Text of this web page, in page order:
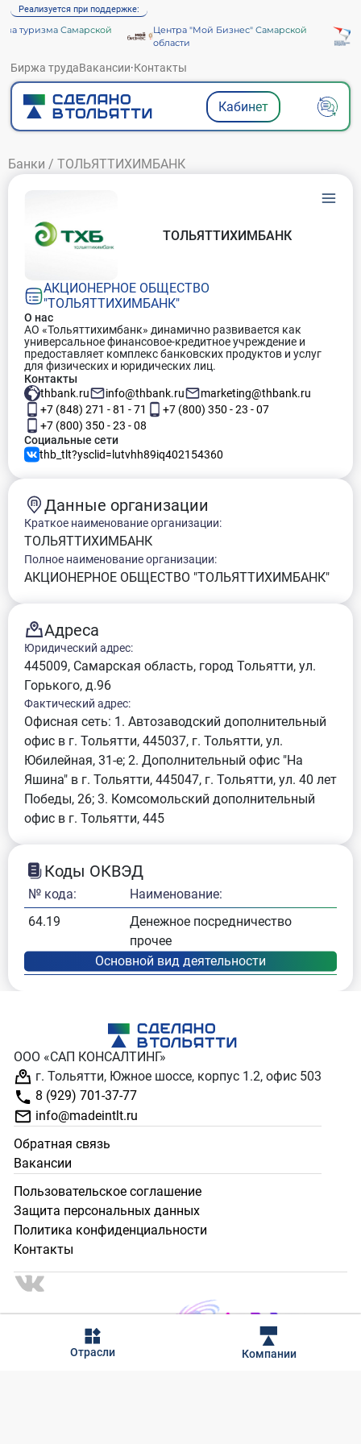
Реализуется при поддержке:
туризма Самарской
Центра "Мой Бизнес" Самарской
области
Биржа трудаВакансии·Контакты
Кабинет
Банки / ТОЛЬЯТТИХИМБАНК
АКЦИОНЕРНОЕ ОБЩЕСТВО
"ТОЛЬЯТТИХИМБАНК"
ТОЛЬЯТТИХИМБАНК
О нас
АО «Тольяттихимбанк» динамично развивается как
универсальное финансовое-кредитное учреждение и
предоставляет комплекс банковских продуктов и услуг
для физических и юридических лиц.
Контакты
thbank.ru
info@thbank.ru
marketing@thbank.ru
+7 (848) 271 - 81 - 71
+7 (800) 350 - 23 - 07
+7 (800) 350 - 23 - 08
Социальные сети
thb_tlt?ysclid=lutvhh89iq402154360
Данные организации
Краткое наименование организации:
ТОЛЬЯТТИХИМБАНК
Полное наименование организации:
АКЦИОНЕРНОЕ ОБЩЕСТВО "ТОЛЬЯТТИХИМБАНК"
Адреса
Юридический адрес:
445009, Самарская область, город Тольятти, ул.
Горького, д.96
Фактический адрес:
Офисная сеть: 1. Автозаводский дополнительный
офис в г. Тольятти, 445037, г. Тольятти, ул.
Юбилейная, 31-е; 2. Дополнительный офис "На
Яшина" в г. Тольятти, 445047, г. Тольятти, ул. 40 лет
Победы, 26; 3. Комсомольский дополнительный
офис в г. Тольятти, 445
Коды ОКВЭД
№ кода:
Наименование:
64.19
Денежное посредничество
прочее
Отрасли Компании
ООО «САП КОНСАЛТИНГ»
г. Тольятти, Южное шоссе, корпус 1.2, офис 503
8 (929) 701-37-77
info@madeintlt.ru
Обратная связь
Вакансии
Пользовательское соглашение
Защита персональных данных
Политика конфиденциальности
Контакты
2024 - 2025 © Сделано в Тольятти. Все права защищены.